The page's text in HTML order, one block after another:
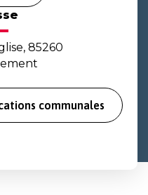
85260
communales